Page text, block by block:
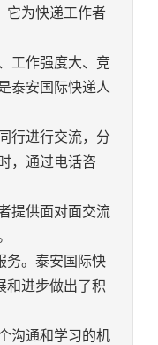
它为快递工作者
工作强度大、竞
泰安国际快递人
行进行交流，分
，通过电话咨
提供面对面交流
务。泰安国际快
和进步做出了积
沟通和学习的机